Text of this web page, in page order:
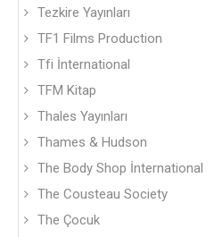
Tezkire Yayınları
TF1 Films Production
Tfi İnternational
TFM Kitap
Thales Yayınları
Thames & Hudson
The Body Shop İnternational
The Cousteau Society
The Çocuk